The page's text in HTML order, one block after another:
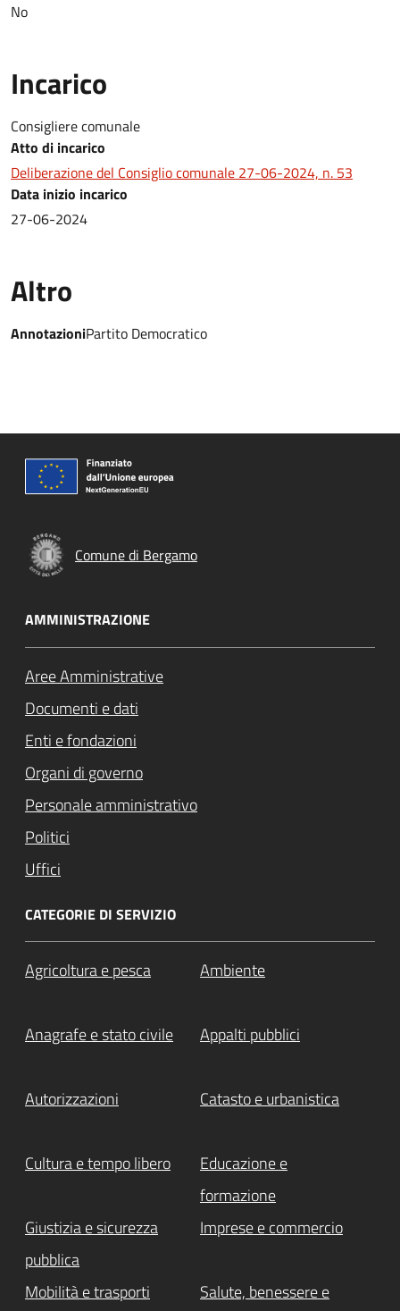
No
Incarico
Consigliere comunale
Atto di incarico
Deliberazione del Consiglio comunale 27-06-2024, n. 53
Data inizio incarico
27-06-2024
Altro
AnnotazioniPartito Democratico
Comune di Bergamo
AMMINISTRAZIONE
Aree Amministrative
Documenti e dati
Enti e fondazioni
Organi di governo
Personale amministrativo
Politici
Uffici
CATEGORIE DI SERVIZIO
Agricoltura e pesca Ambiente
Anagrafe e stato civile Appalti pubblici
Autorizzazioni Catasto e urbanistica
Cultura e tempo libero
Educazione e
formazione
Giustizia e sicurezza
pubblica
Imprese e commercio
Mobilità e trasporti
Salute, benessere e